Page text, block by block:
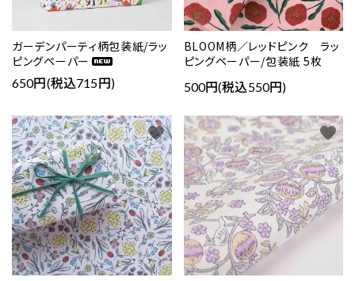
ガーデンパーティ柄包装紙/ラッ
ピングペーパー
650円(税込715円)
BLOOM柄／レッドピンク ラッ
ピングペーパー/包装紙 5枚
500円(税込550円)
favorite favorite